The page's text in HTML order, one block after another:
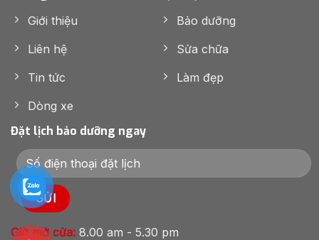
Giới thiệu
Liên hệ
Tin tức
Dòng xe
Bảo dưỡng
Sửa chữa
Làm đẹp
Đặt lịch bảo dưỡng ngay
Giờ mở cửa: 8.00 am - 5.30 pm